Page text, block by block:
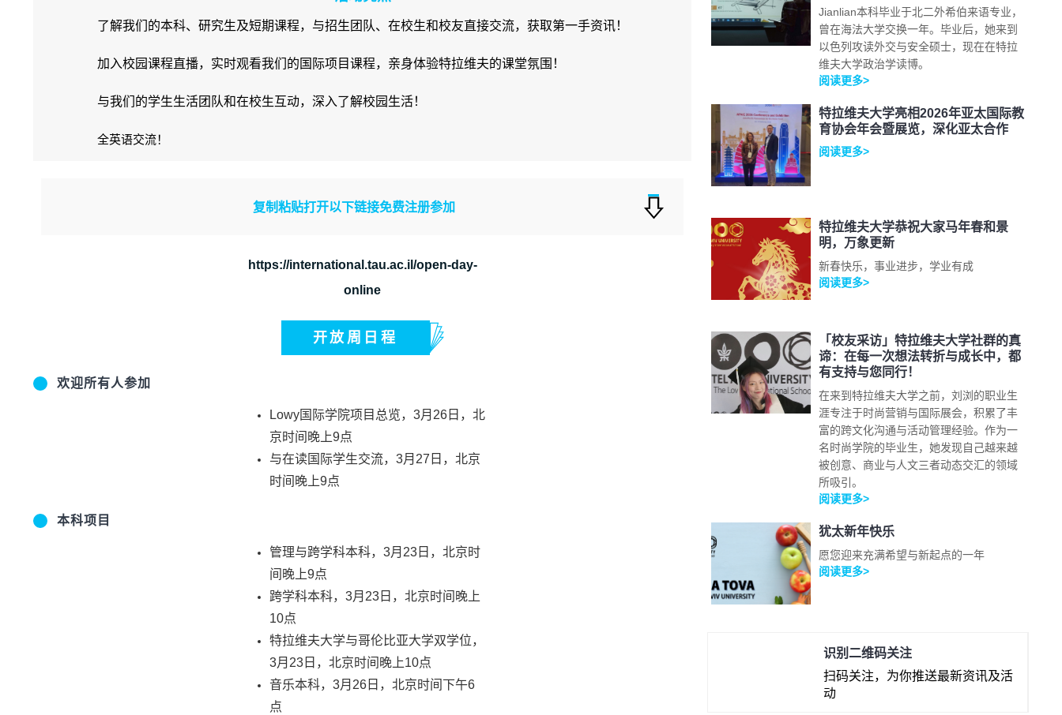
了解我们的本科、研究生及短期课程，与招生团队、在校生和校友直接交流，获取第一手资讯！
加入校园课程直播，实时观看我们的国际项目课程，亲身体验特拉维夫的课堂氛围！
与我们的学生生活团队和在校生互动，深入了解校园生活！
全英语交流！
复制粘贴打开以下链接免费注册参加
https://international.tau.ac.il/open-day-
online
开放周日程
欢迎所有人参加
Lowy国际学院项目总览，3月26日，北
京时间晚上9点
与在读国际学生交流，3月27日，北京
时间晚上9点
本科项目
管理与跨学科本科，3月23日，北京时
间晚上9点
跨学科本科，3月23日，北京时间晚上
10点
特拉维夫大学与哥伦比亚大学双学位，
3月23日，北京时间晚上10点
音乐本科，3月26日，北京时间下午6
点
Jianlian本科毕业于北二外希伯来语专业，
曾在海法大学交换一年。毕业后，她来到
以色列攻读外交与安全硕士，现在在特拉
维夫大学政治学读博。
阅读更多>
特拉维夫大学亮相2026年亚太国际教
育协会年会暨展览，深化亚太合作
阅读更多>
特拉维夫大学恭祝大家马年春和景
明，万象更新
新春快乐，事业进步，学业有成
阅读更多>
「校友采访」特拉维夫大学社群的真
谛：在每一次想法转折与成长中，都
有支持与您同行！
在来到特拉维夫大学之前，刘浏的职业生
涯专注于时尚营销与国际展会，积累了丰
富的跨文化沟通与活动管理经验。作为一
名时尚学院的毕业生，她发现自己越来越
被创意、商业与人文三者动态交汇的领域
所吸引。
阅读更多>
犹太新年快乐
愿您迎来充满希望与新起点的一年
阅读更多>
识别二维码关注
扫码关注，为你推送最新资讯及活
动